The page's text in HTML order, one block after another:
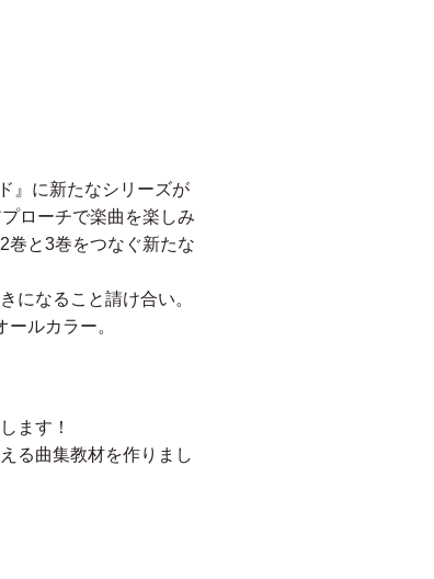
』に新たなシリーズが
ローチで楽曲を楽しみ
巻と3巻をつなぐ新たな
になること請け合い。
ルカラー。
ます！
る曲集教材を作りまし